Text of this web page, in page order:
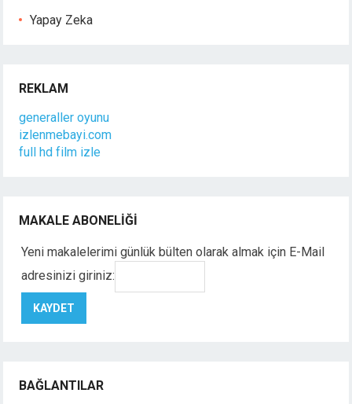
Yapay Zeka
REKLAM
generaller oyunu
izlenmebayi.com
full hd film izle
MAKALE ABONELIĞI
Yeni makalelerimi günlük bülten olarak almak için E-Mail
adresinizi giriniz:
BAĞLANTILAR